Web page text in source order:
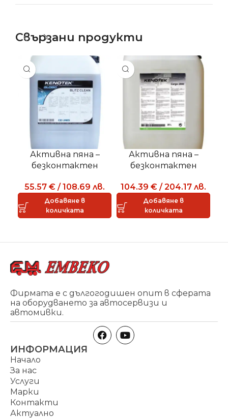
Свързани продукти
Активна пяна –
безконтактен
CLEAN
55.57 € / 108.69 лв.
Добавяне в
количката
Активна пяна –
безконтактен
2900
104.39 € / 204.17 лв.
Добавяне в
количката
Фирмата е с дългогодишен опит в сферата
на оборудването за автосервизи и
автомивки.
ИНФОРМАЦИЯ
Начало
За нас
Услуги
Марки
Контакти
Актуално